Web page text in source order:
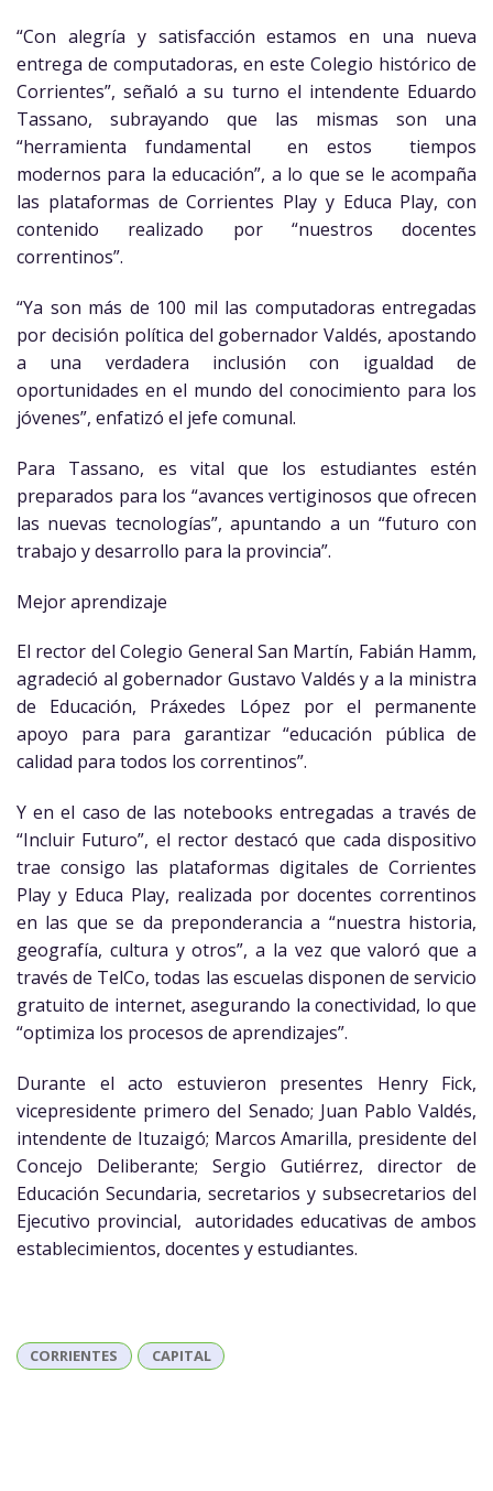
“Con alegría y satisfacción estamos en una nueva
entrega de computadoras, en este Colegio histórico de
Corrientes”, señaló a su turno el intendente Eduardo
Tassano, subrayando que las mismas son una
“herramienta fundamental en estos tiempos
modernos para la educación”, a lo que se le acompaña
las plataformas de Corrientes Play y Educa Play, con
contenido realizado por “nuestros docentes
correntinos”.
“Ya son más de 100 mil las computadoras entregadas
por decisión política del gobernador Valdés, apostando
a una verdadera inclusión con igualdad de
oportunidades en el mundo del conocimiento para los
jóvenes”, enfatizó el jefe comunal.
Para Tassano, es vital que los estudiantes estén
preparados para los “avances vertiginosos que ofrecen
las nuevas tecnologías”, apuntando a un “futuro con
trabajo y desarrollo para la provincia”.
Mejor aprendizaje
El rector del Colegio General San Martín, Fabián Hamm,
agradeció al gobernador Gustavo Valdés y a la ministra
de Educación, Práxedes López por el permanente
apoyo para para garantizar “educación pública de
calidad para todos los correntinos”.
Y en el caso de las notebooks entregadas a través de
“Incluir Futuro”, el rector destacó que cada dispositivo
trae consigo las plataformas digitales de Corrientes
Play y Educa Play, realizada por docentes correntinos
en las que se da preponderancia a “nuestra historia,
geografía, cultura y otros”, a la vez que valoró que a
través de TelCo, todas las escuelas disponen de servicio
gratuito de internet, asegurando la conectividad, lo que
“optimiza los procesos de aprendizajes”.
Durante el acto estuvieron presentes Henry Fick,
vicepresidente primero del Senado; Juan Pablo Valdés,
intendente de Ituzaigó; Marcos Amarilla, presidente del
Concejo Deliberante; Sergio Gutiérrez, director de
Educación Secundaria, secretarios y subsecretarios del
Ejecutivo provincial, autoridades educativas de ambos
establecimientos, docentes y estudiantes.
CORRIENTES CAPITAL